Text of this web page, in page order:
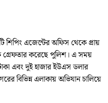
শিপিং এজেন্টের অফিস থেকে প্রায়
গ্রেফতার করেছে পুলিশ। এ সময়
এবং দুই হাজার ইউএস ডলার
বিভিন্ন এলাকায় অভিযান চালিয়ে